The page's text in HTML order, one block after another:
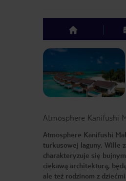
top
Previous slide
Atmosphere Kanifushi
Atmosphere Kanifushi
turkusowej laguny. Wille
charakteryzuje się
ciekawą architekturą,
ale też rodzinom z